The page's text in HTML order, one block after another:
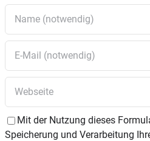
Mit der Nutzung dieses
Speicherung und Verarbeitung